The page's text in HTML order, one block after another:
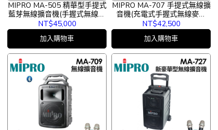
MIPRO MA-505 精華型手提式
藍芽無線擴音機(手握式無線麥
克風)
NT$45,000
加入購物車
MIPRO MA-707 手提式無線擴
音機(充電式手握式無線麥克
風)
NT$42,500
加入購物車